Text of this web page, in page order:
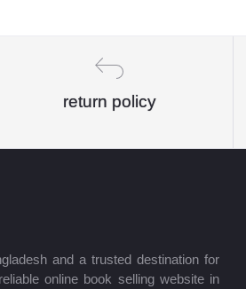
return policy
and a trusted destination for
online book selling website in